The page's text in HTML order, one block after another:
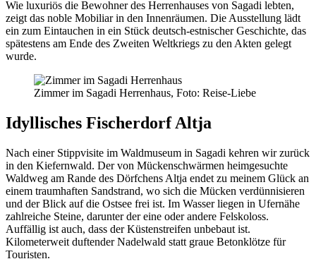
Wie luxuriös die Bewohner des Herrenhauses von Sagadi lebten,
zeigt das noble Mobiliar in den Innenräumen. Die Ausstellung lädt
ein zum Eintauchen in ein Stück deutsch-estnischer Geschichte, das
spätestens am Ende des Zweiten Weltkriegs zu den Akten gelegt
wurde.
Zimmer im Sagadi Herrenhaus, Foto: Reise-Liebe
Idyllisches Fischerdorf Altja
Nach einer Stippvisite im Waldmuseum in Sagadi kehren wir zurück
in den Kiefernwald. Der von Mückenschwärmen heimgesuchte
Waldweg am Rande des Dörfchens Altja endet zu meinem Glück an
einem traumhaften Sandstrand, wo sich die Mücken verdünnisieren
und der Blick auf die Ostsee frei ist. Im Wasser liegen in Ufernähe
zahlreiche Steine, darunter der eine oder andere Felskoloss.
Auffällig ist auch, dass der Küstenstreifen unbebaut ist.
Kilometerweit duftender Nadelwald statt graue Betonklötze für
Touristen.